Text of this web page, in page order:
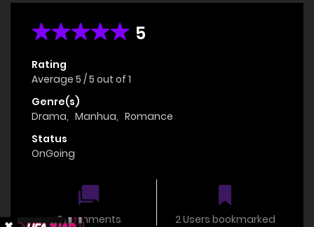
5
Rating
Average 5 /5 out of 1
Genre(s)
Drama, Manhua, Romance
Status
OnGoing
0 comments
2 Users bookmarked